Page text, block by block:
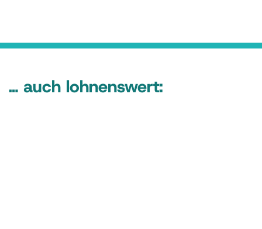
… auch lohnenswert: